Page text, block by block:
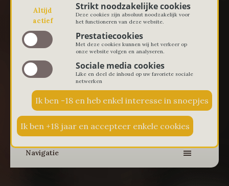
0 € 0,00
Navigatie
Altijd
actief
Strikt noodzakelijke cookies
Deze cookies zijn absoluut noodzakelijk voor
het functioneren van deze website.
Prestatiecookies
Met deze cookies kunnen wij het verkeer op
onze website volgen en analyseren.
Sociale media cookies
Like en deel de inhoud op uw favoriete sociale
netwerken